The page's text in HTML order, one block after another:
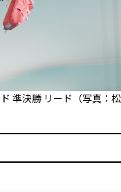
準決勝 リード（写真：松